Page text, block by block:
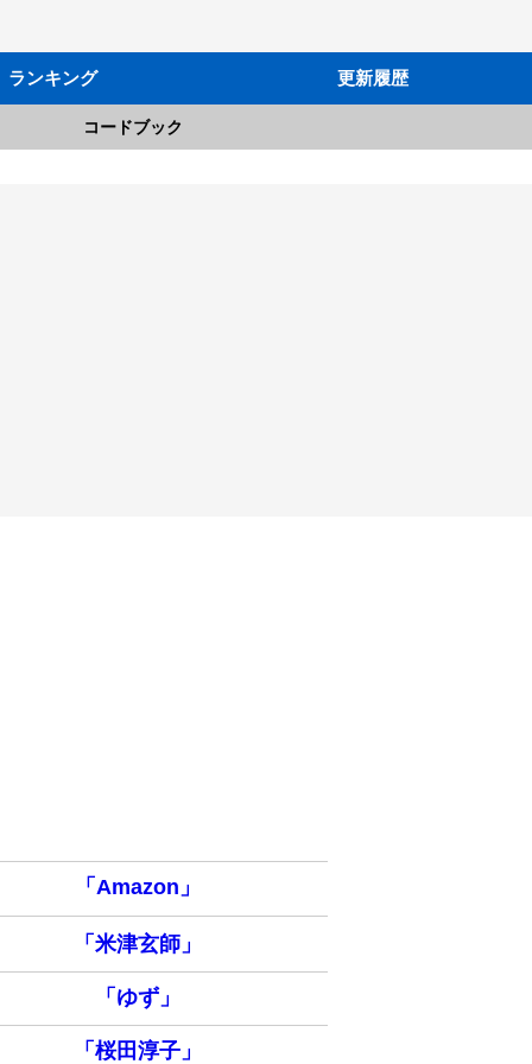
ランキング 更新履歴
コードブック
「Amazon」
「米津玄師」
「ゆず」
「桜田淳子」